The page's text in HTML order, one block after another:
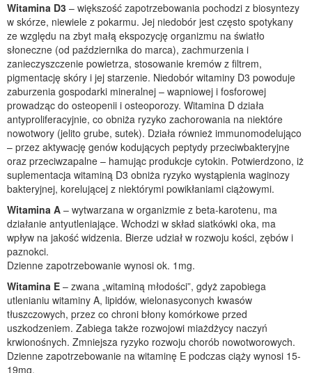
Witamina D3 – większość zapotrzebowania pochodzi z biosyntezy
w skórze, niewiele z pokarmu. Jej niedobór jest często spotykany
ze względu na zbyt małą ekspozycję organizmu na światło
słoneczne (od października do marca), zachmurzenia i
zanieczyszczenie powietrza, stosowanie kremów z filtrem,
pigmentację skóry i jej starzenie. Niedobór witaminy D3 powoduje
zaburzenia gospodarki mineralnej – wapniowej i fosforowej
prowadząc do osteopenii i osteoporozy. Witamina D działa
antyproliferacyjnie, co obniża ryzyko zachorowania na niektóre
nowotwory (jelito grube, sutek). Działa również immunomodelująco
– przez aktywację genów kodujących peptydy przeciwbakteryjne
oraz przeciwzapalne – hamując produkcje cytokin. Potwierdzono, iż
suplementacja witaminą D3 obniża ryzyko wystąpienia waginozy
bakteryjnej, korelującej z niektórymi powikłaniami ciążowymi.
Witamina A – wytwarzana w organizmie z beta-karotenu, ma
działanie antyutleniające. Wchodzi w skład siatkówki oka, ma
wpływ na jakość widzenia. Bierze udział w rozwoju kości, zębów i
paznokci.
Dzienne zapotrzebowanie wynosi ok. 1mg.
Witamina E – zwana „witaminą młodości”, gdyż zapobiega
utlenianiu witaminy A, lipidów, wielonasyconych kwasów
tłuszczowych, przez co chroni błony komórkowe przed
uszkodzeniem. Zabiega także rozwojowi miażdżycy naczyń
krwionośnych. Zmniejsza ryzyko rozwoju chorób nowotworowych.
Dzienne zapotrzebowanie na witaminę E podczas ciąży wynosi 15-
19mg.